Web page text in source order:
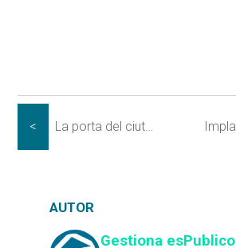
< La porta del ciutadà a l’administració electrònica
AUTOR
Gestiona esPublico